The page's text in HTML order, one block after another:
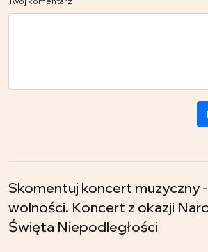
Skomentuj koncert muzyczny
wolności. Koncert z okazji
Święta Niepodległości